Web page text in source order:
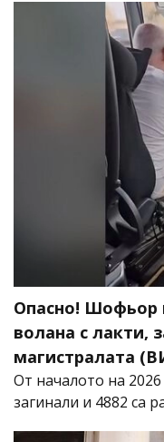
Опасно! Шофьор
волана с лакти,
магистралата
От началото на
загинали и 4882 са